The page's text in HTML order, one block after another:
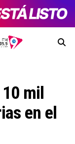
mil
en el